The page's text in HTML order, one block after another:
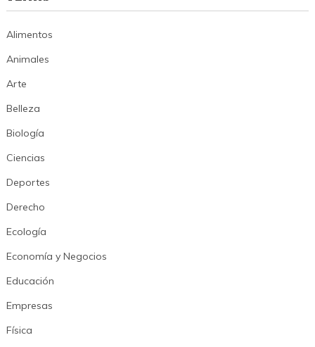
Alimentos
Animales
Arte
Belleza
Biología
Ciencias
Deportes
Derecho
Ecología
Economía y Negocios
Educación
Empresas
Física